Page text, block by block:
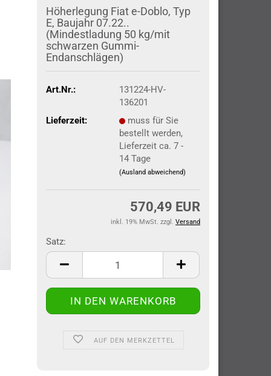
Höherlegung Fiat e-Doblo, Typ
E, Baujahr 07.22..
(Mindestladung 50 kg/mit
schwarzen Gummi-
Endanschlägen)
Art.Nr.:
131224-HV-
136201
Lieferzeit:
muss für Sie
bestellt werden,
Lieferzeit ca. 7 -
14 Tage
(Ausland abweichend)
570,49 EUR
inkl. 19% MwSt. zzgl. Versand
Satz:
Satz
AUF DEN MERKZETTEL